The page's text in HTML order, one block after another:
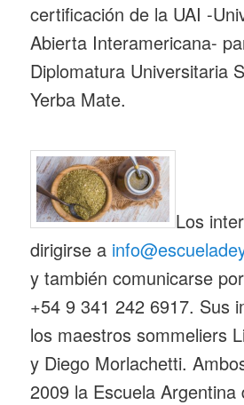
certificación de la UAI -
Abierta Interamericana-
Diplomatura Universitaria
Yerba Mate.
Los
dirigirse a
y también comunicarse
+54 9 341 242 6917. Sus
los maestros sommeliers
y Diego Morlachetti.
2009 la Escuela Argentina